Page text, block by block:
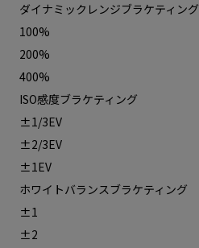
ダイナミックレンジブラケティング
100%
200%
400%
ISO感度ブラケティング
±1/3EV
±2/3EV
±1EV
ホワイトバランスブラケティング
±1
±2